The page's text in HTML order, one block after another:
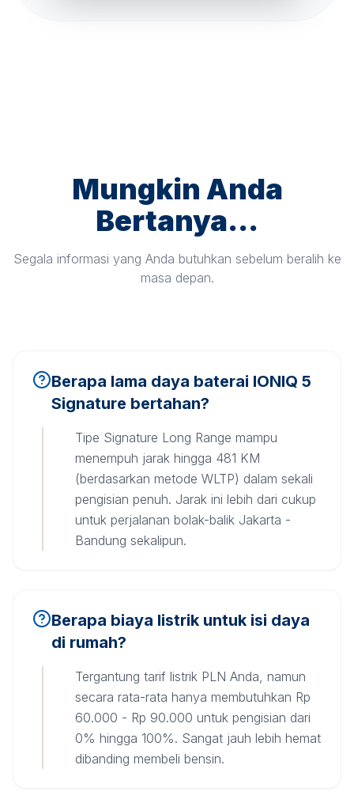
Mungkin Anda
Bertanya...
Segala informasi yang Anda butuhkan sebelum beralih ke
masa depan.
Berapa lama daya baterai IONIQ 5
Signature bertahan?
Tipe Signature Long Range mampu
menempuh jarak hingga 481 KM
(berdasarkan metode WLTP) dalam sekali
pengisian penuh. Jarak ini lebih dari cukup
untuk perjalanan bolak-balik Jakarta -
Bandung sekalipun.
Berapa biaya listrik untuk isi daya
di rumah?
Tergantung tarif listrik PLN Anda, namun
secara rata-rata hanya membutuhkan Rp
60.000 - Rp 90.000 untuk pengisian dari
0% hingga 100%. Sangat jauh lebih hemat
dibanding membeli bensin.